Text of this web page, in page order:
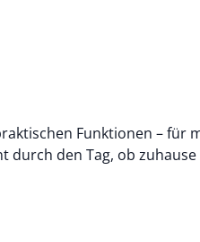
Funktionen – für
durch den Tag, ob zuhause